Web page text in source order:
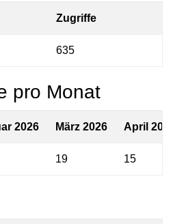
Zugriffe
635
pro Monat
2026 März 2026 April
19 15